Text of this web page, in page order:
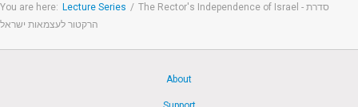
You are here: Lecture Series / The Rector's Independence of Israel - סדרת
הרקטור לעצמאות ישראל
About